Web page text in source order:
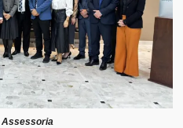
Assessoria